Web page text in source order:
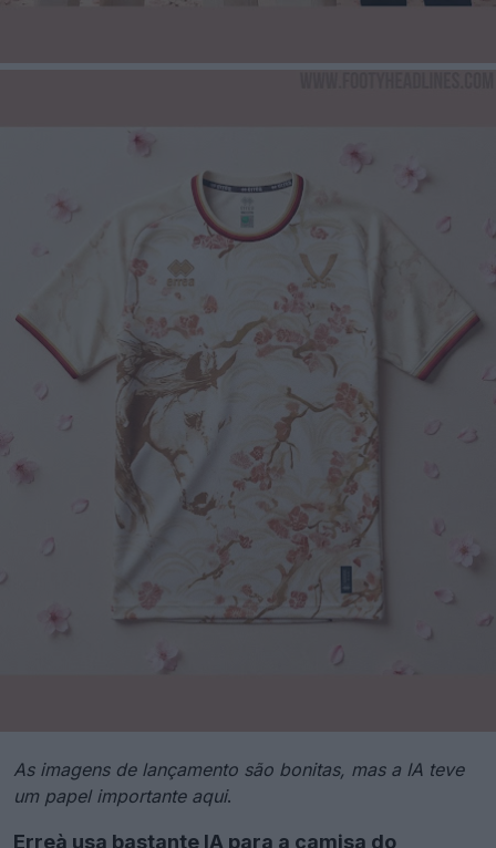
As imagens de lançamento são bonitas, mas a IA teve
um papel importante aqui.
Erreà usa bastante IA para a camisa do